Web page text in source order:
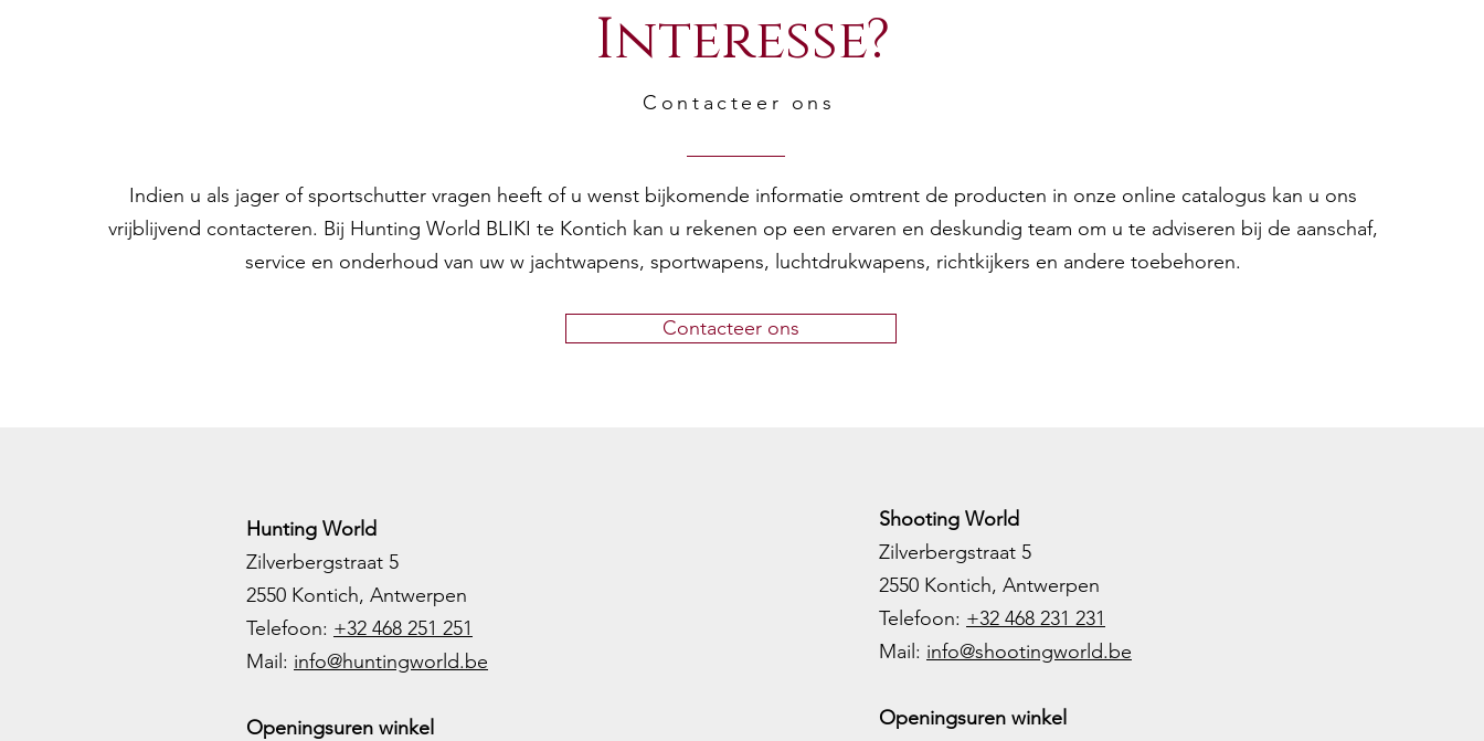
Interesse?
Contacteer ons
Indien u als jager of sportschutter vragen heeft of u wenst bijkomende informatie omtrent de producten in onze online catalogus kan u ons
vrijblijvend contacteren. Bij Hunting World BLIKI te Kontich kan u rekenen op een ervaren en deskundig team om u te adviseren bij de aanschaf,
service en onderhoud van uw w jachtwapens, sportwapens, luchtdrukwapens, richtkijkers en andere toebehoren.
Contacteer ons
Hunting World
Zilverbergstraat 5
2550 Kontich, Antwerpen
Telefoon: +32 468 251 251
Mail: info@huntingworld.be
Openingsuren winkel
Shooting World
Zilverbergstraat 5
2550 Kontich, Antwerpen
Telefoon: +32 468 231 231
Mail: info@shootingworld.be
Openingsuren winkel